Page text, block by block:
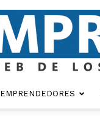
EMPRENDEDORES